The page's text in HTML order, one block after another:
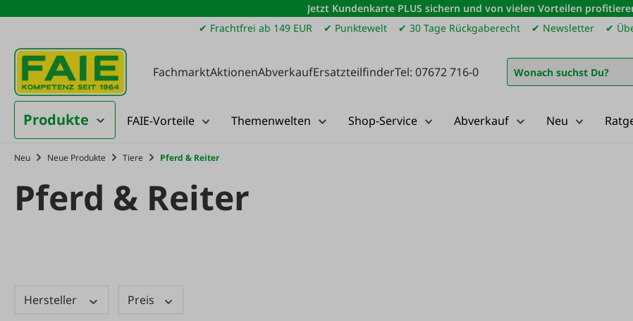
Hauptinhalt springen
Zur Suche springen
Zur Hauptnavigation springen
Jetzt Kundenkarte PLUS sichern und von vielen Vorteilen
✔ Frachtfrei ab 149 EUR
✔ Punktewelt ✔ 30 Tage Rückgaberecht ✔ Newsletter ✔
FachmarktAktionenAbverkaufErsatzteilfinderTel: 07672 716-0
Produkte FAIE-Vorteile Themenwelten Shop-Service Abverkauf Neu
Neu Neue Produkte Tiere Pferd & Reiter
Pferd & Reiter
Hersteller Preis